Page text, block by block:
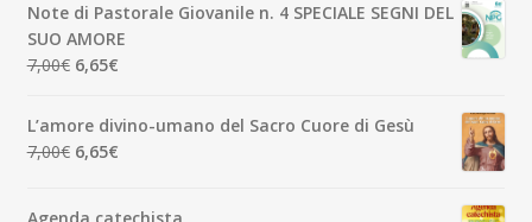
era:
5,00€.
è:
4,75€.
Note di Pastorale Giovanile n. 4 SPECIALE SEGNI DEL
SUO AMORE
7,00€ Il
originale
era:
6,65€Il
attuale
è:
L’amore divino-umano del Sacro Cuore di Gesù
7,00€ Il
6,65€Il